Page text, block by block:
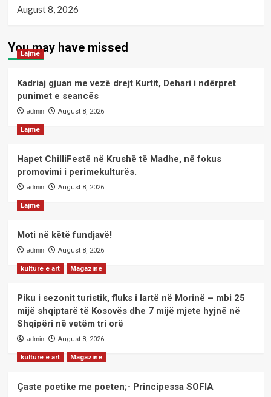
August 8, 2026
You may have missed
Lajme
Kadriaj gjuan me vezë drejt Kurtit, Dehari i ndërpret
punimet e seancës
admin August 8, 2026
Lajme
Hapet ChilliFestë në Krushë të Madhe, në fokus
promovimi i perimekulturës.
admin August 8, 2026
Lajme
Moti në këtë fundjavë!
admin August 8, 2026
kulture e art Magazine
Piku i sezonit turistik, fluks i lartë në Morinë – mbi 25
mijë shqiptarë të Kosovës dhe 7 mijë mjete hyjnë në
Shqipëri në vetëm tri orë
admin August 8, 2026
kulture e art Magazine
Çaste poetike me poeten;- Principessa SOFIA